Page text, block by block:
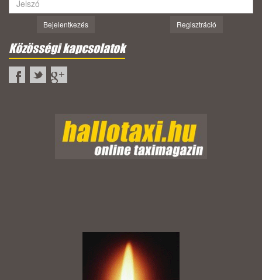
Bejelentkezés Regisztráció
Közösségi kapcsolatok